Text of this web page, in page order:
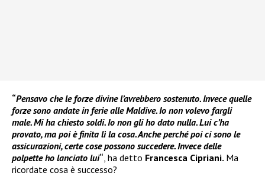
“Pensavo che le forze divine l’avrebbero sostenuto. Invece quelle
forze sono andate in ferie alle Maldive. Io non volevo fargli
male. Mi ha chiesto soldi. Io non gli ho dato nulla. Lui c’ha
provato, ma poi è finita lì la cosa. Anche perché poi ci sono le
assicurazioni, certe cose possono succedere. Invece delle
polpette ho lanciato lui“ , ha detto Francesca Cipriani. Ma
ricordate cosa è successo?